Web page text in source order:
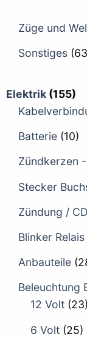
Züge und
Sonstiges
Elektrik (155)
Batterie (10)
Zündkerzen
Stecker
Zündung /
Blinker Relais
Anbauteile
Beleuchtung
12 Volt (23)
6 Volt (25)